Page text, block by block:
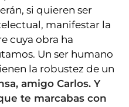
si quieren ser
manifestar la
cuya obra ha
Un ser humano
la robustez de un
amigo Carlos. Y
te marcabas con